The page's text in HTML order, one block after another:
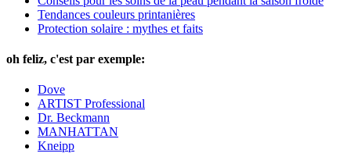
Tendances couleurs printanières
Protection solaire : mythes et faits
oh feliz, c'est par exemple:
Dove
ARTIST Professional
Dr. Beckmann
MANHATTAN
Kneipp